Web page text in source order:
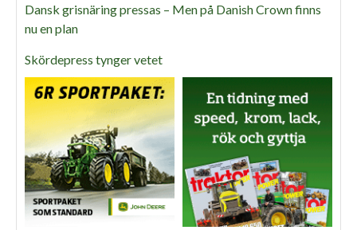
Dansk grisnäring pressas – Men på Danish Crown finns
nu en plan
Skördepress tynger vetet